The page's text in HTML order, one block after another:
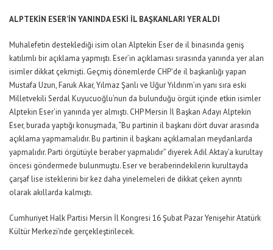
ALPTEKİN ESER’İN YANINDA ESKİ İL BAŞKANLARI YER ALDI
Muhalefetin desteklediği isim olan Alptekin Eser de il binasında geniş
katılımlı bir açıklama yapmıştı. Eser’in açıklaması sırasında yanında yer alan
isimler dikkat çekmişti. Geçmiş dönemlerde CHP’de il başkanlığı yapan
Mustafa Uzun, Faruk Akar, Yılmaz Şanlı ve Uğur Yıldırım’ın yanı sıra eski
Milletvekili Serdal Kuyucuoğlu’nun da bulunduğu örgüt içinde etkin isimler
Alptekin Eser’in yanında yer almıştı. CHP Mersin İl Başkan Adayı Alptekin
Eser, burada yaptığı konuşmada, “Bu partinin il başkanı dört duvar arasında
açıklama yapmamalıdır. Bu partinin il başkanı açıklamaları meydanlarda
yapmalıdır. Parti örgütüyle beraber yapmalıdır” diyerek Adil Aktay’a kurultay
öncesi göndermede bulunmuştu. Eser ve beraberindekilerin kurultayda
çarşaf lise isteklerini bir kez daha yinelemeleri de dikkat çeken ayrıntı
olarak akıllarda kalmıştı.
Cumhuriyet Halk Partisi Mersin İl Kongresi 16 Şubat Pazar Yenişehir Atatürk
Kültür Merkezi’nde gerçekleştirilecek.